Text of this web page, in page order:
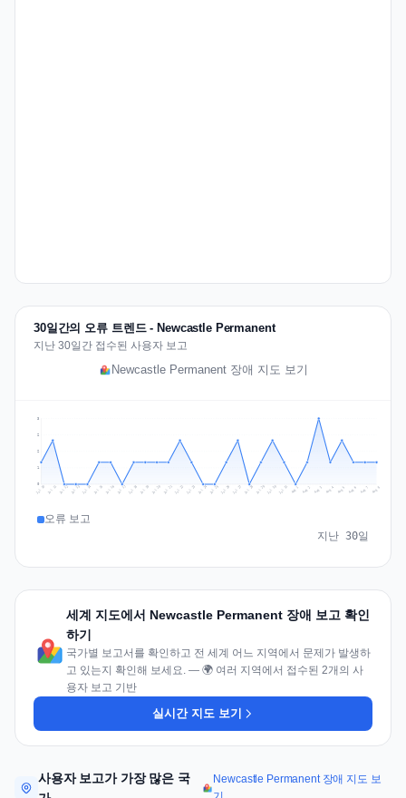
30일간의 오류 트렌드 - Newcastle Permanent
지난 30일간 접수된 사용자 보고
Newcastle Permanent 장애 지도 보기
1
2
2
3
Jul 10 Jul 11 Jul 12 Jul 13 Jul 14 Jul 15 Jul 16 Jul 17 Jul 18 Jul 19 Jul 20 Jul 21 Jul 22 Jul 23 Jul 24 Jul 25 Jul 26 Jul 27 Jul 28 Jul 29 Jul 30 Jul 31 Aug 1 Aug 2 Aug 3 Aug 4 Aug 5 Aug 6 Aug 7 Aug 8
오류 보고
지난 30일
세계 지도에서 Newcastle Permanent 장애 보고 확인
하기
국가별 보고서를 확인하고 전 세계 어느 지역에서 문제가 발생하
고 있는지 확인해 보세요. — 🌍 여러 지역에서 접수된 2개의 사
용자 보고 기반
실시간 지도 보기
사용자 보고가 가장 많은 국
Newcastle Permanent 장애 지도 보